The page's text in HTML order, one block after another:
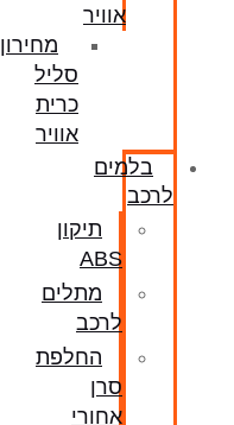
אוויר
מחירון
סליל
כרית
אוויר
בלמים
לרכב
תיקון
ABS
מתלים
לרכב
החלפת
סרן
אחורי